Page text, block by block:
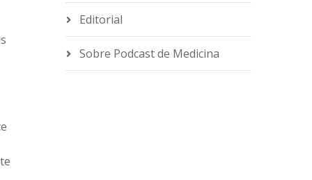
Editorial
Sobre Podcast de Medicina